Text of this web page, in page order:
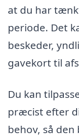
at du har
periode. Det
beskeder,
gavekort til
Du kan
præcist efter
behov, så